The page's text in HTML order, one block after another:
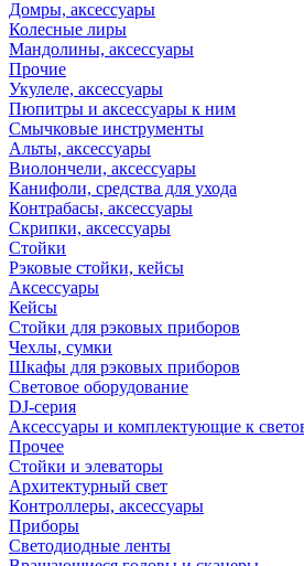
Домры, аксессуары
Колесные лиры
Мандолины, аксессуары
Прочие
Укулеле, аксессуары
Пюпитры и аксессуары к ним
Смычковые инструменты
Альты, аксессуары
Виолончели, аксессуары
Канифоли, средства для ухода
Контрабасы, аксессуары
Скрипки, аксессуары
Стойки
Рэковые стойки, кейсы
Аксессуары
Кейсы
Стойки для рэковых приборов
Чехлы, сумки
Шкафы для рэковых приборов
Световое оборудование
DJ-серия
Аксессуары и комплектующие к
Прочее
Стойки и элеваторы
Архитектурный свет
Контроллеры, аксессуары
Приборы
Светодиодные ленты